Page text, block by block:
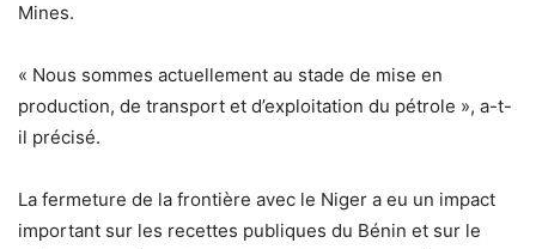
Mines.
« Nous sommes actuellement au stade de mise en
production, de transport et d’exploitation du pétrole », a-t-
il précisé.
La fermeture de la frontière avec le Niger a eu un impact
important sur les recettes publiques du Bénin et sur le